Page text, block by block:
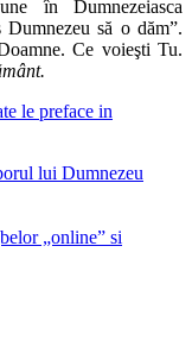
în Dumnezeiasca
să o dăm”.
Ce voieşti Tu.
le preface in
lui Dumnezeu
„online” si